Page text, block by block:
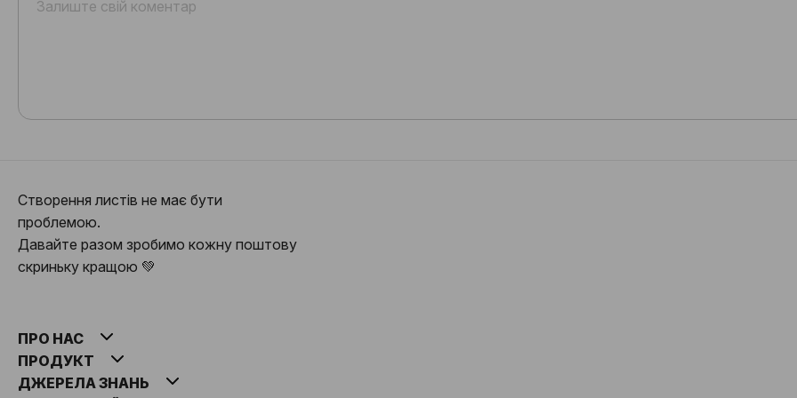
Створення листів не має бути
проблемою.
Давайте разом зробимо кожну поштову
скриньку кращою 💚
ПРО НАС
ПРОДУКТ
ДЖЕРЕЛА ЗНАНЬ